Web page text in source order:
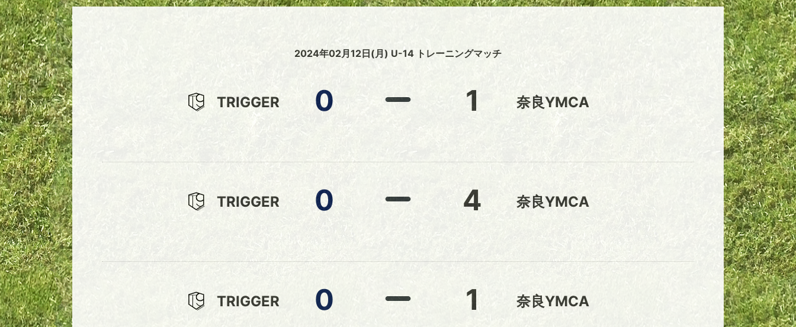
2024年02月12日(月) U-14 トレーニングマッチ
TRIGGER 0 1 奈良YMCA
TRIGGER 0 4 奈良YMCA
TRIGGER 0 1 奈良YMCA